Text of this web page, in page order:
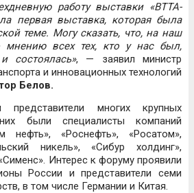
работу выставки «ВТТА-
первая выставка, которая была
теме. Могу сказать, что, на наш
мнению всех тех, кто у нас был,
состоялась», — заявил министр
и инновационных технологий
Белов.
представители многих крупных
были специалисты компаний
нефть», «Роснефть», «Росатом»,
никель», «Сибур холдинг»,
Интерес к форуму проявили
России и представители семи
в том числе Германии и Китая.